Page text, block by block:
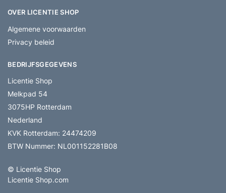
OVER LICENTIE SHOP
Algemene voorwaarden
Privacy beleid
BEDRIJFSGEGEVENS
Licentie Shop
Melkpad 54
3075HP Rotterdam
Nederland
KVK Rotterdam: 24474209
BTW Nummer: NL001152281B08
© Licentie Shop
Licentie Shop.com